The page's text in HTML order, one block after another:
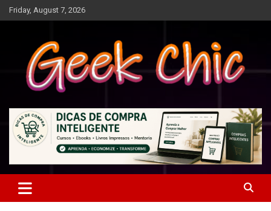
Skip
to
Friday, August 7, 2026
Geek Chic